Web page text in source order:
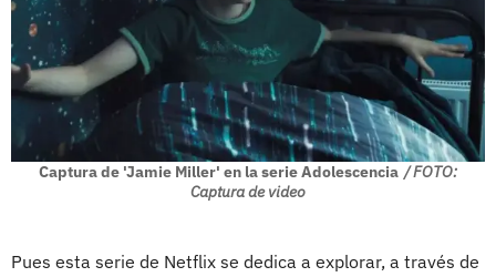
Captura de 'Jamie Miller' en la serie Adolescencia / FOTO:
Captura de video
Pues esta serie de Netflix se dedica a explorar, a través de